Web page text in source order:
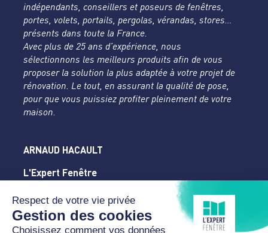
indépendants, conseillers et poseurs de fenêtres,
portes, volets, portails, pergolas, vérandas, stores…
présents dans toute la France.
Avec plus de 25 ans d’expérience, nous
sélectionnons les meilleurs produits afin de vous
proposer la solution la plus adaptée à votre projet de
rénovation. Le tout, en assurant la qualité de pose,
pour que vous puissiez profiter pleinement de votre
maison.
ARNAUD HACAULT
L'Expert Fenêtre
86 avenue du Perche
61300 L'AIGLE